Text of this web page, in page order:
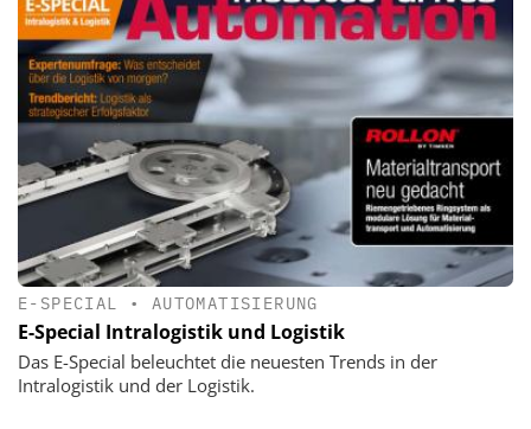
E-SPECIAL • AUTOMATISIERUNG
E-Special Intralogistik und Logistik
Das E-Special beleuchtet die neuesten Trends in der
Intralogistik und der Logistik.